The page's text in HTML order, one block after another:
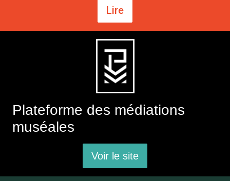
Lire
Plateforme des médiations
muséales
Voir le site